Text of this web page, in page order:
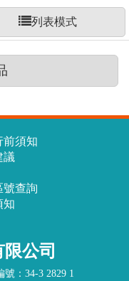
列表模式
前須知
議
號查詢
知
公司
：34-3 2829 1